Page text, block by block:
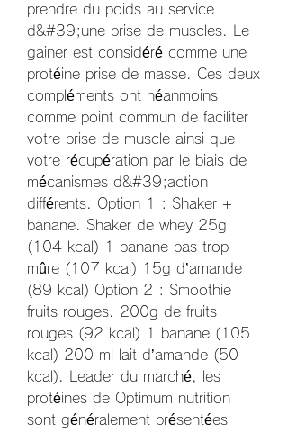
prendre du poids au service
d&#39;une prise de muscles. Le
gainer est considéré comme une
protéine prise de masse. Ces deux
compléments ont néanmoins
comme point commun de faciliter
votre prise de muscle ainsi que
votre récupération par le biais de
mécanismes d&#39;action
différents. Option 1 : Shaker +
banane. Shaker de whey 25g
(104 kcal) 1 banane pas trop
mûre (107 kcal) 15g d’amande
(89 kcal) Option 2 : Smoothie
fruits rouges. 200g de fruits
rouges (92 kcal) 1 banane (105
kcal) 200 ml lait d’amande (50
kcal). Leader du marché, les
protéines de Optimum nutrition
sont généralement présentées